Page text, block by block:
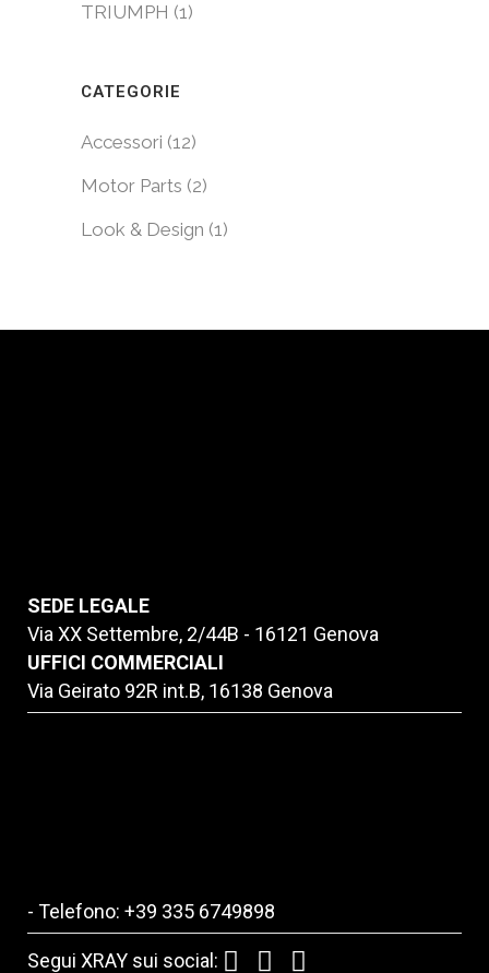
TRIUMPH (1)
CATEGORIE
Accessori (12)
Motor Parts (2)
Look & Design (1)
SEDE LEGALE
Via XX Settembre, 2/44B - 16121 Genova
UFFICI COMMERCIALI
Via Geirato 92R int.B, 16138 Genova
- Telefono: +39 335 6749898
Segui XRAY sui social: